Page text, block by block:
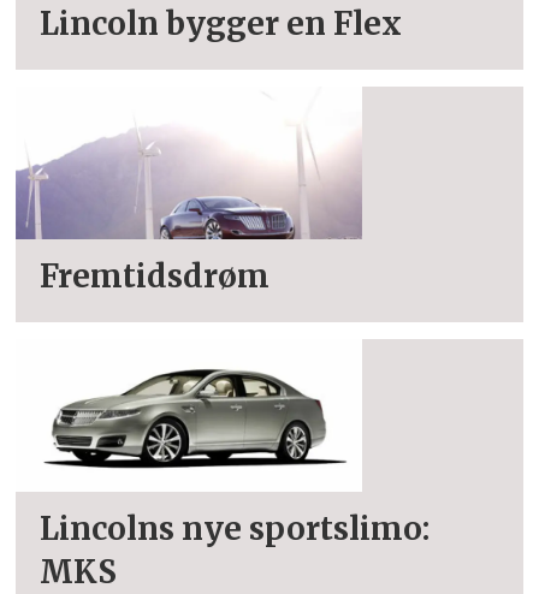
Lincoln bygger en Flex
Fremtidsdrøm
Lincolns nye sportslimo:
MKS